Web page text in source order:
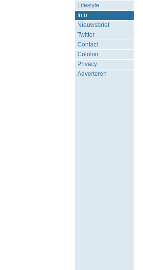
Lifestyle
Info
Nieuwsbrief
Twitter
Contact
Colofon
Privacy
Adverteren